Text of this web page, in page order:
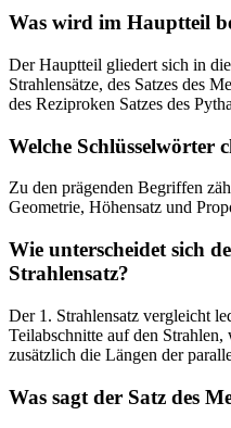
Was wird im Hauptteil
Der Hauptteil gliedert sich in
Strahlensätze, des Satzes des
des Reziproken Satzes des
Welche Schlüsselwörter
Zu den prägenden Begriffen
Geometrie, Höhensatz und
Wie unterscheidet sich
Strahlensatz?
Der 1. Strahlensatz vergleicht
Teilabschnitte auf den Strahlen,
zusätzlich die Längen der
Was sagt der Satz des